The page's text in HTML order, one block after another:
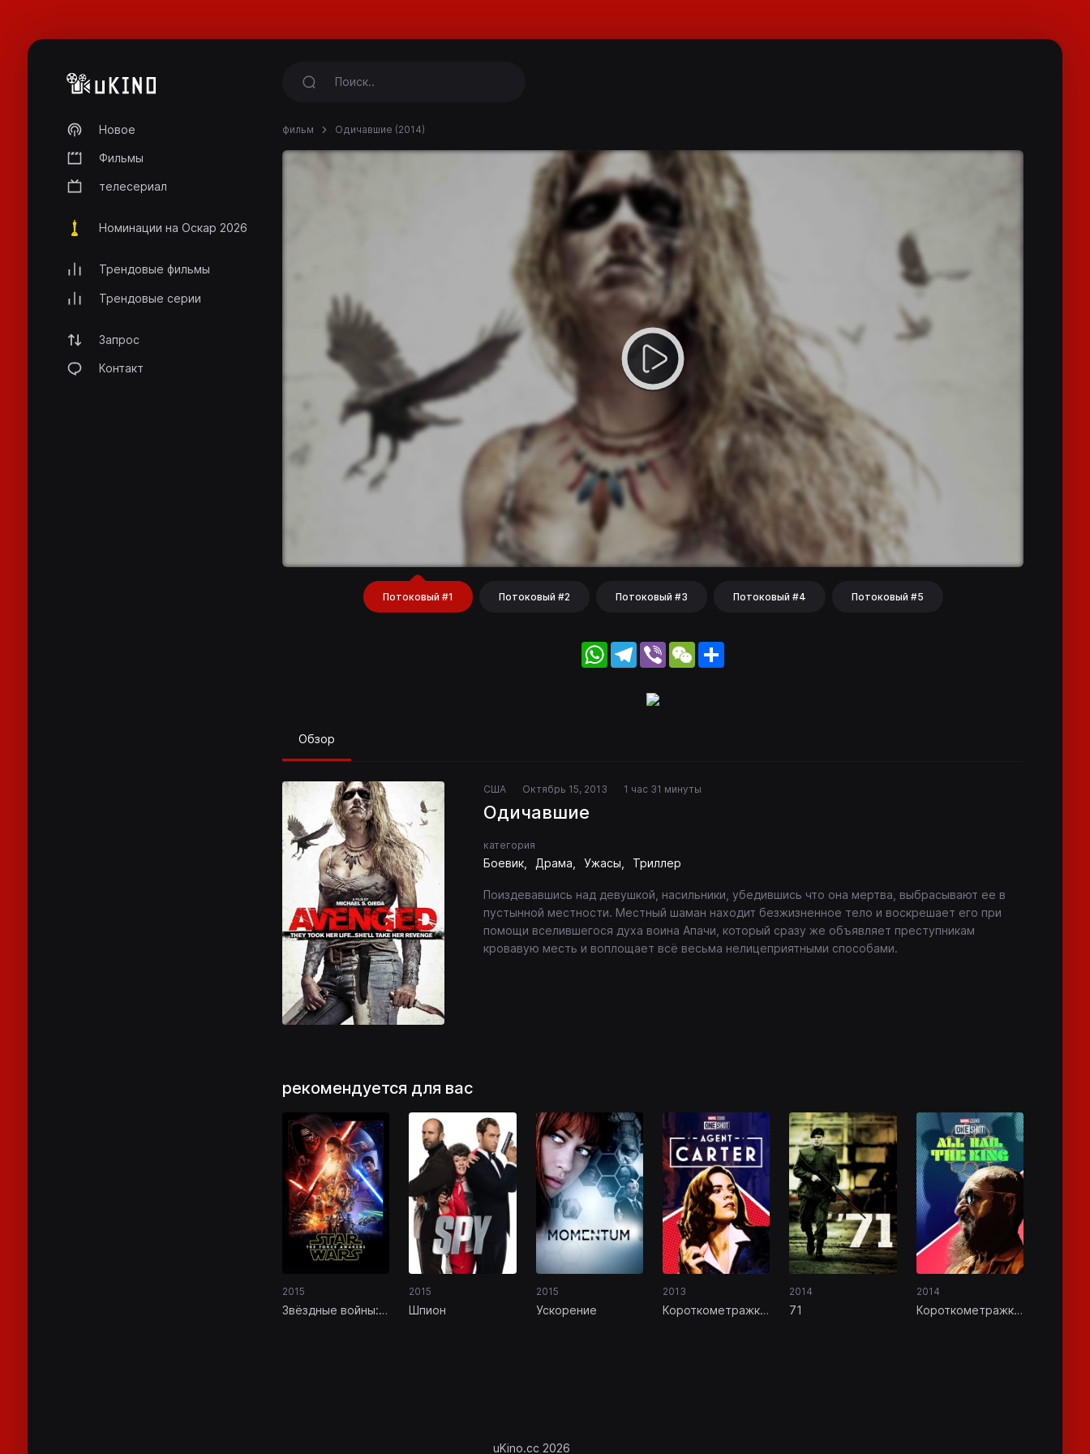
Новое
Фильмы
телесериал
Номинации на Оскар 2026
Трендовые фильмы
Трендовые серии
Запрос
Контакт
фильм Одичавшие (2014)
Потоковый #1 Потоковый #2 Потоковый #3 Потоковый #4 Потоковый #5
WhatsApp
Telegram
Viber WeChat
Обзор
США Октябрь 15, 2013 1 час 31 минуты
Одичавшие
категория
Боевик Драма Ужасы Триллер
Поиздевавшись над девушкой, насильники, убедившись что она мертва, выбрасывают ее в
пустынной местности. Местный шаман находит безжизненное тело и воскрешает его при
помощи вселившегося духа воина Апачи, который сразу же объявляет преступникам
кровавую месть и воплощает всё весьма нелицеприятными способами.
рекомендуется для вас
2015
Звёздные войны:
2015
Шпион
2015
Ускорение
2013
Короткометражка
2014
71
2014
Короткометражка
uKino.cc 2026